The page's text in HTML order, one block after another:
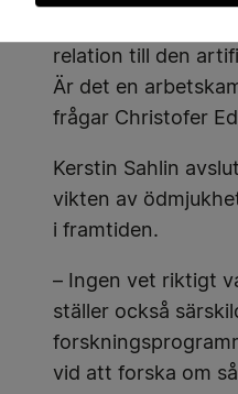
relation till den
Är det en
frågar Christofer
Kerstin Sahlin
vikten av
i framtiden.
– Ingen vet riktigt
ställer också
vid att forska om